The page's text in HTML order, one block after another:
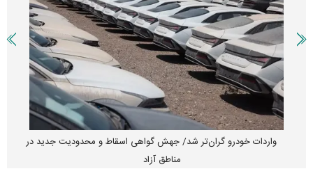
واردات خودرو گران‌تر شد/ جهش گواهی اسقاط و محدودیت جدید در
مناطق آزاد